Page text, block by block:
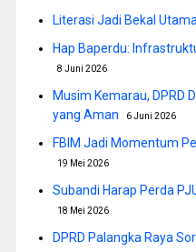
Literasi Jadi Bekal
Hap Baperdu:
8 Juni 2026
Musim Kemarau, DPRD
yang Aman
6 Juni 2026
FBIM Jadi Momentum
19 Mei 2026
Subandi Harap Perda
18 Mei 2026
DPRD Palangka Raya